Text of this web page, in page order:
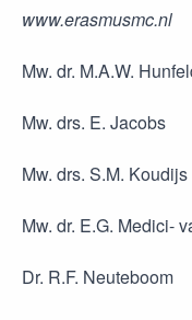
www.erasmusmc.nl
Mw. dr. M.A.W.
Mw. drs. E. Jacobs
Mw. drs. S.M. Koudijs
Mw. dr. E.G. Medici-
Dr. R.F. Neuteboom